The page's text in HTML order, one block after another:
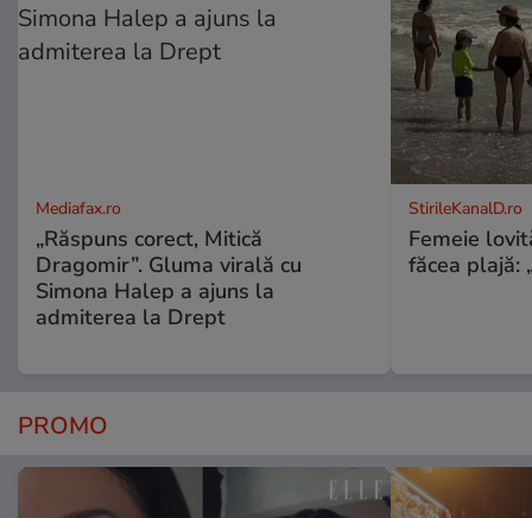
Mediafax.ro
„Răspuns corect, Mitică
Dragomir”. Gluma virală cu
Simona Halep a ajuns la
admiterea la Drept
StirileKanalD.ro
Femeie
făcea plajă:
PROMO